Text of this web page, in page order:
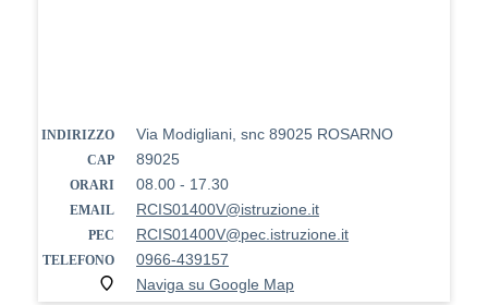
INDIRIZZO Via Modigliani, snc 89025 ROSARNO
CAP 89025
ORARI 08.00 - 17.30
EMAIL RCIS01400V@istruzione.it
PEC RCIS01400V@pec.istruzione.it
TELEFONO
0966-439157
Naviga su Google Map